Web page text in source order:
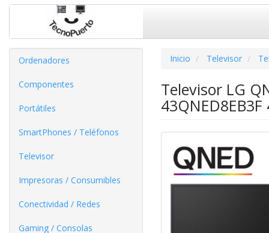
Ordenadores
Componentes
Portátiles
SmartPhones / Teléfonos
Televisor
Impresoras / Consumibles
Conectividad / Redes
Gaming / Consolas
Inicio Televisor
Televisor LG